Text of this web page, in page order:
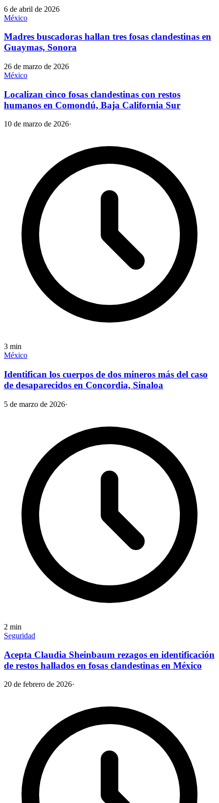
6 de abril de 2026
México
Madres buscadoras hallan tres fosas clandestinas en
Guaymas, Sonora
26 de marzo de 2026
México
Localizan cinco fosas clandestinas con restos
humanos en Comondú, Baja California Sur
10 de marzo de 2026·
3 min
México
Identifican los cuerpos de dos mineros más del caso
de desaparecidos en Concordia, Sinaloa
5 de marzo de 2026·
2 min
Seguridad
Acepta Claudia Sheinbaum rezagos en identificación
de restos hallados en fosas clandestinas en México
20 de febrero de 2026·